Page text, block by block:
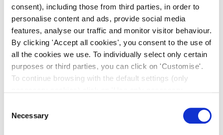
consent), including those from third parties, in order to
personalise content and ads, provide social media
features, analyse our traffic and monitor visitor behaviour.
By clicking 'Accept all cookies', you consent to the use of
all the cookies we use. To individually select only certain
purposes or third parties, you can click on 'Customise'.
To continue browsing with the default settings (only
Policy. The cookie settings can be updated at any time
Selection
Necessary
DESCRIZIONE
Kit di pronto soccorso con contenuto a norma DIN 13167.
Dotazione obbligatoria in Europa per moto e motocicli.
Borsetta in nylon colore rosso, cerniera e passante per
cintura, simbolo della croce e scritte “pronto soccorso”
in 5 lingue in colore bianco.
CONTENUTO: